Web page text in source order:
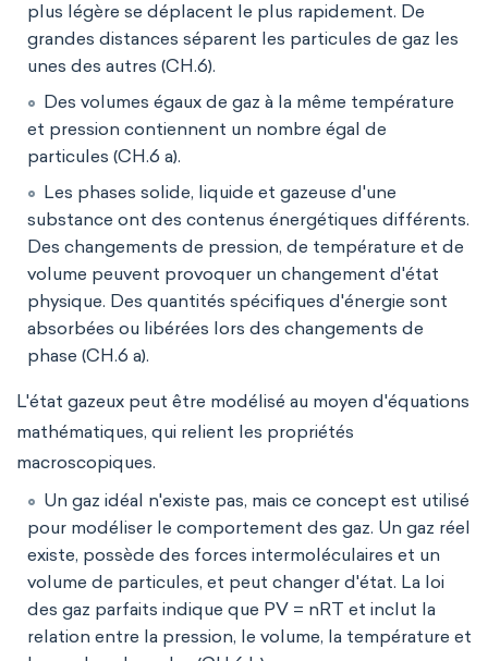
plus légère se déplacent le plus rapidement. De
grandes distances séparent les particules de gaz les
unes des autres (CH.6).
Des volumes égaux de gaz à la même température
et pression contiennent un nombre égal de
particules (CH.6 a).
Les phases solide, liquide et gazeuse d'une
substance ont des contenus énergétiques différents.
Des changements de pression, de température et de
volume peuvent provoquer un changement d'état
physique. Des quantités spécifiques d'énergie sont
absorbées ou libérées lors des changements de
phase (CH.6 a).
L'état gazeux peut être modélisé au moyen d'équations
mathématiques, qui relient les propriétés
macroscopiques.
Un gaz idéal n'existe pas, mais ce concept est utilisé
pour modéliser le comportement des gaz. Un gaz réel
existe, possède des forces intermoléculaires et un
volume de particules, et peut changer d'état. La loi
des gaz parfaits indique que PV = nRT et inclut la
relation entre la pression, le volume, la température et